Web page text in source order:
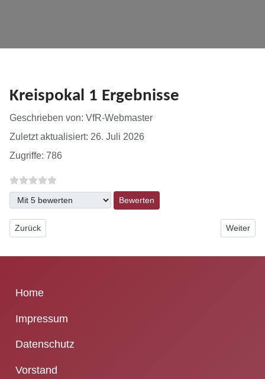
Kreispokal 1 Ergebnisse
Details
Geschrieben von: VfR-Webmaster
Zuletzt aktualisiert: 26. Juli 2026
Zugriffe: 786
Bitte bewerten
Vorheriger Beitrag: Hessenpokal Ergebnisse
Zurück Nächster
Weiter
Home
Impressum
Datenschutz
Vorstand